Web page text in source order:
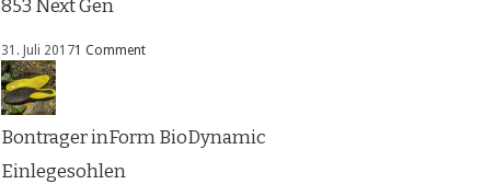
853 Next Gen
31. Juli 20171 Comment
Bontrager inForm BioDynamic
Einlegesohlen